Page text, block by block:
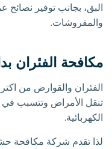
البق، بجانب توفير نصائح
والمفروشات.
مكافحة الفئران
الفئران والقوارض من
تنقل الأمراض وتتسبب في
الكهربائية.
لذا تقدم شركة مكافحة